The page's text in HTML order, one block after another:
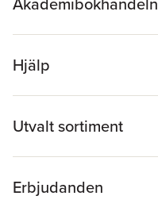
Hjälp
Utvalt sortiment
Erbjudanden